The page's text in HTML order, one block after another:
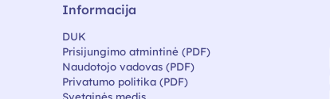
Informacija
DUK
Prisijungimo atmintinė (PDF)
Naudotojo vadovas (PDF)
Privatumo politika (PDF)
Svetainės medis